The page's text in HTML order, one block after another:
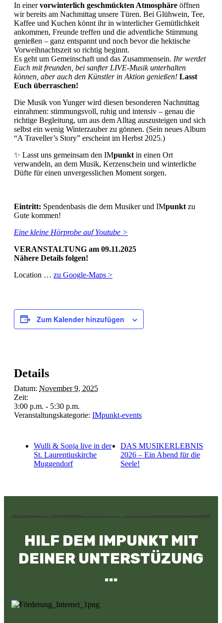
In einervorwinterlich geschmückten Atmosphäre öffnen
wir bereits am Nachmittag unsere Türen. Bei Glühwein, Tee,
Kaffee und Kuchen könnt ihr in winterlicher Gemütlichkeit
ankommen, Freunde treffen und die adventliche Stimmung
genießen – ganz entspannt und noch bevor die hektische
Vorweihnachtszeit so richtig beginnt.
Es geht um Gemeinschaft und das Zusammensein. Ihr werdet
Euch mit freunden, bei sanfter LIVE-Musik unterhalten
können, aber auch den Künstler in Aktion genießen! Lasst
Euch überraschen!
Die Musik von Yunger wird diesen besonderen Nachmittag
einrahmen: stimmungsvoll, ruhig und intensiv – genau die
richtige Begleitung, um aus dem Alltag auszusteigen und sich
selbst ein wenig Winterzauber zu gönnen. (Sein neues Album
“A Traveller’s Story” erscheint im Herbst 2025.)
✨ Lasst uns gemeinsam den IMpunkt in einen Ort
verwandeln, an dem Musik, Kerzenschein und winterliche
Düfte für einen unvergesslichen Moment sorgen.
Eintritt: Spendenbasis die dem Musiker und IMpunkt zu
Gute kommen!
Eine kleine Hörprobe auf Youtube >
VERANSTALTUNG am 09.11.2025
Nähere Details folgen!
Location … zu Google-Maps >
Zum Kalender hinzufügen
Details
Datum: November 9, 2025
Zeit:
3:00 p.m. - 5:30 p.m.
Veranstaltungskategorie: IMpunkt-events
Wulli & Sonja live in der
St. Laurentiuskirche
Muggendorf
DAS MUSIKERLEBNIS
2026 – Ein Abend für die
Seele!
HILF DEM IMPUNKT MIT
DEINER UNTERSTÜZUNG
...